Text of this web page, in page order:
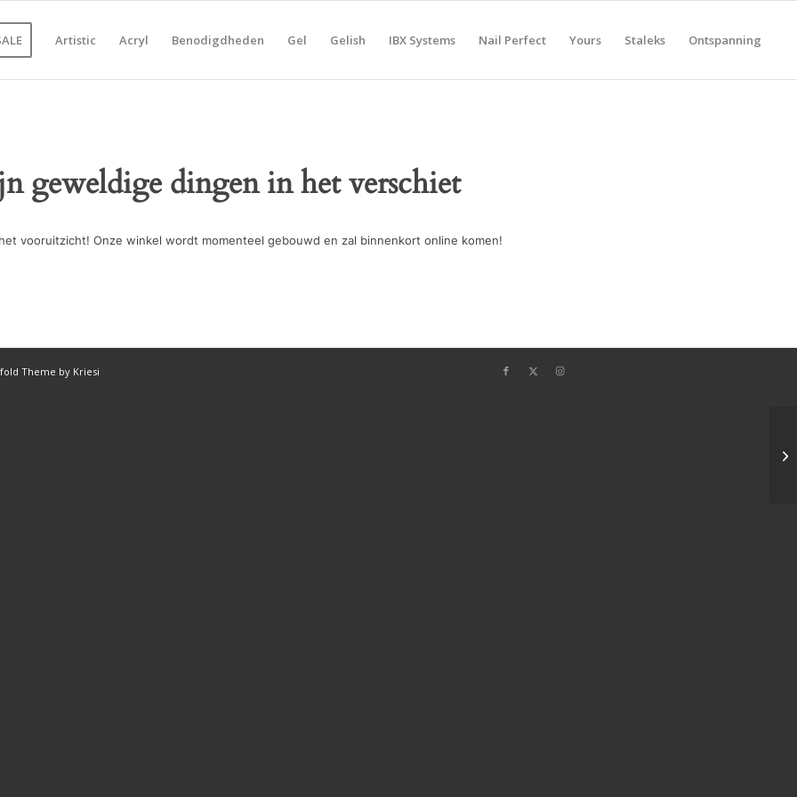
Artistic Acryl Benodigdheden Gel Gelish IBX Systems Nail Perfect Yours Staleks Ontspanning
geweldige dingen in het verschiet
vooruitzicht! Onze winkel wordt momenteel gebouwd en zal binnenkort online komen!
Theme by Kriesi